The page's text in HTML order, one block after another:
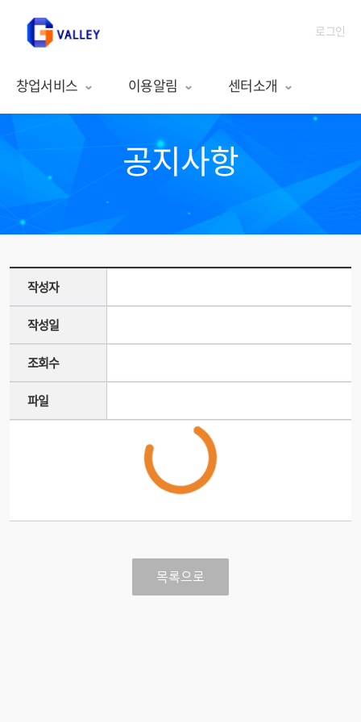
로그인
창업서비스 이용알림 센터소개
공지사항
작성자
작성일
조회수
파일
목록으로